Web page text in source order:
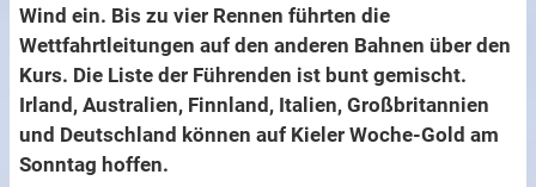
Wind ein. Bis zu vier Rennen führten die
Wettfahrtleitungen auf den anderen Bahnen über den
Kurs. Die Liste der Führenden ist bunt gemischt.
Irland, Australien, Finnland, Italien, Großbritannien
und Deutschland können auf Kieler Woche-Gold am
Sonntag hoffen.